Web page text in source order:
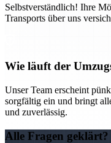
Selbstverständlich! Ihre
Transports über uns
Wie läuft der
Unser Team erscheint
sorgfältig ein und bringt
und zuverlässig.
Alle Fragen geklärt?